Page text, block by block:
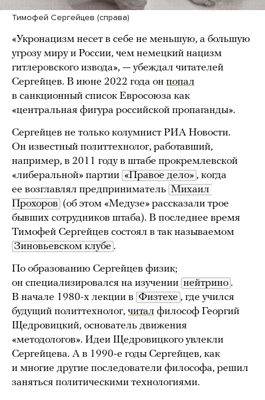
Тимофей Сергейцев (справа)
«Укронацизм несет в себе не меньшую, а большую
угрозу миру и России, чем немецкий нацизм
гитлеровского извода», — убеждал читателей
Сергейцев. В июне 2022 года он попал
в санкционный список Евросоюза как
«центральная фигура российской пропаганды».
Сергейцев не только колумнист РИА Новости.
Он известный политтехнолог, работавший,
например, в 2011 году в штабе прокремлевской
«либеральной» партии «Правое дело» , когда
ее возглавлял предприниматель Михаил
Прохоров (об этом «Медузе» рассказали трое
бывших сотрудников штаба). В последнее время
Тимофей Сергейцев состоял в так называемом
Зиновьевском клубе .
По образованию Сергейцев физик;
он специализировался на изучении нейтрино .
В начале 1980-х лекции в Физтехе , где учился
будущий политтехнолог, читал философ Георгий
Щедровицкий, основатель движения
«методологов». Идеи Щедровицкого увлекли
Сергейцева. А в 1990-е годы Сергейцев, как
и многие другие последователи философа, решил
заняться политическими технологиями.